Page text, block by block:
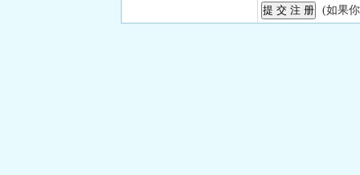
(如果